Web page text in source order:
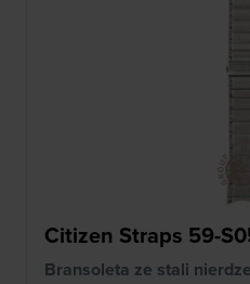
Citizen Straps 59-
Bransoleta ze stali